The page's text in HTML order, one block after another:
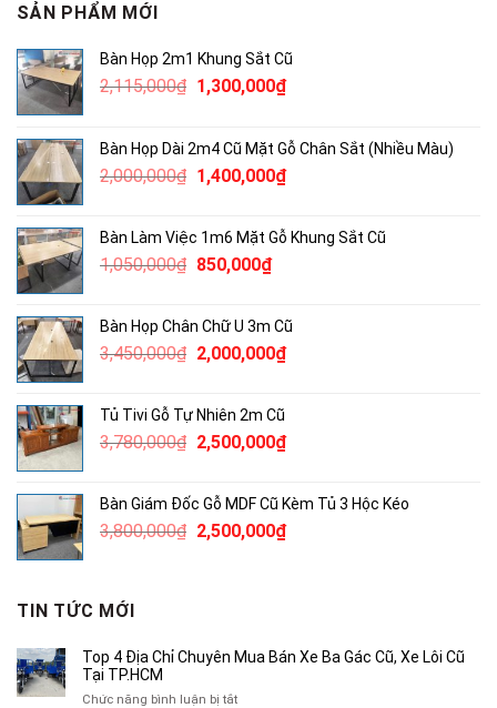
SẢN PHẨM MỚI
Bàn Họp 2m1 Khung Sắt Cũ
2,115,000₫ Giá
2,115,000₫.
1,300,000₫Giá
là:
1,300,000₫.
Bàn Họp Dài 2m4 Cũ Mặt Gỗ Chân Sắt (Nhiều Màu)
2,000,000₫ Giá
2,000,000₫.
1,400,000₫Giá
là:
Bàn Làm Việc 1m6 Mặt Gỗ Khung Sắt Cũ
1,050,000₫ Giá
1,050,000₫.
850,000₫Giá
là:
850,000₫.
Bàn Họp Chân Chữ U 3m Cũ
3,450,000₫ Giá
3,450,000₫.
2,000,000₫Giá
2,000,000₫.
Tủ Tivi Gỗ Tự Nhiên 2m Cũ
3,780,000₫ Giá
3,780,000₫.
2,500,000₫Giá
là:
2,500,000₫.
Bàn Giám Đốc Gỗ MDF Cũ Kèm Tủ 3 Hộc Kéo
3,800,000₫ Giá
2,500,000₫Giá
TIN TỨC MỚI
Top 4 Địa Chỉ Chuyên Mua Bán Xe Ba Gác Cũ, Xe Lôi Cũ
Tại TP.HCM
Chức năng bình luận bị tắtở